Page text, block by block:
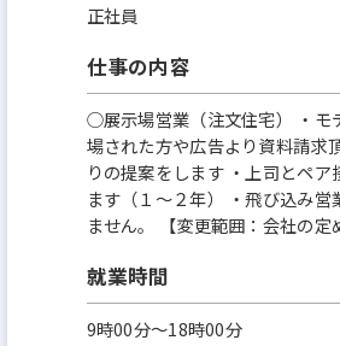
正社員
仕事の内容
○展示場営業（注文住宅） ・モ
場された方や広告より資料請求
りの提案をします ・上司とペア
ます（１～２年） ・飛び込み営
ません。 【変更範囲：会社の定
就業時間
9時00分〜18時00分